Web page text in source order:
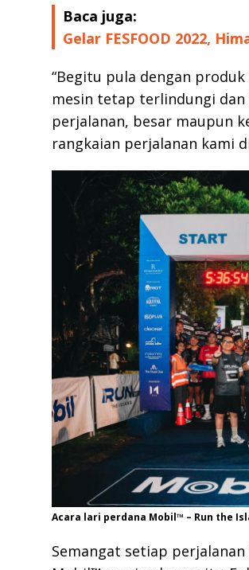
Baca juga:
Gelar FESFOOD 2022,
“Begitu pula dengan
mesin tetap terlindungi
perjalanan, besar maupun
rangkaian perjalanan kami
Acara lari perdana Mobil™ – Run the
Semangat setiap